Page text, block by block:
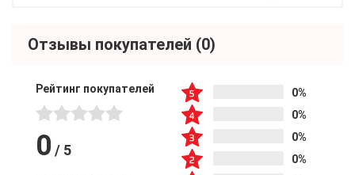
Отзывы покупателей (0)
Рейтинг покупателей
0 / 5
0%
0%
0%
0%